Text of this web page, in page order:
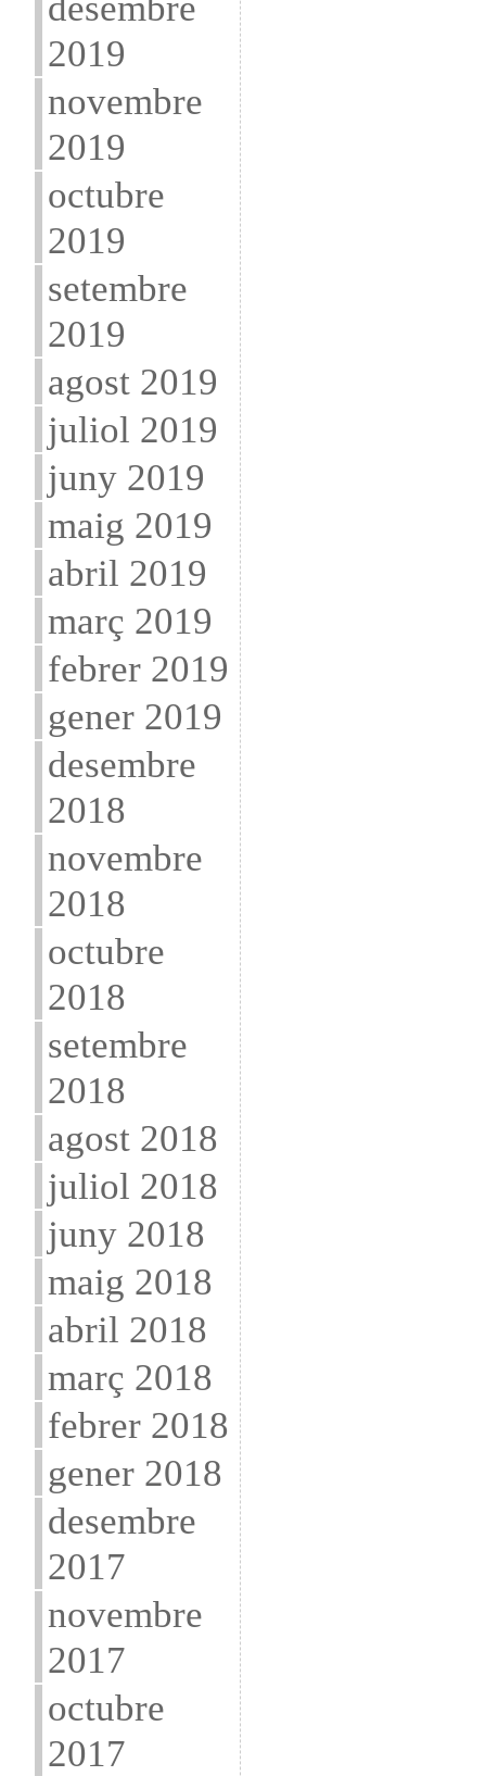
2019
novembre
2019
octubre
2019
setembre
2019
agost 2019
juliol 2019
juny 2019
maig 2019
abril 2019
març 2019
febrer 2019
gener 2019
desembre
2018
novembre
2018
octubre
2018
setembre
2018
agost 2018
juliol 2018
juny 2018
maig 2018
abril 2018
març 2018
febrer 2018
gener 2018
desembre
2017
novembre
2017
octubre
2017